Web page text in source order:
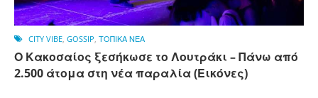
CITY VIBE, GOSSIP, ΤΟΠΙΚΑ ΝΕΑ
Ο Κακοσαίος ξεσήκωσε το Λουτράκι – Πάνω από
2.500 άτομα στη νέα παραλία (Εικόνες)